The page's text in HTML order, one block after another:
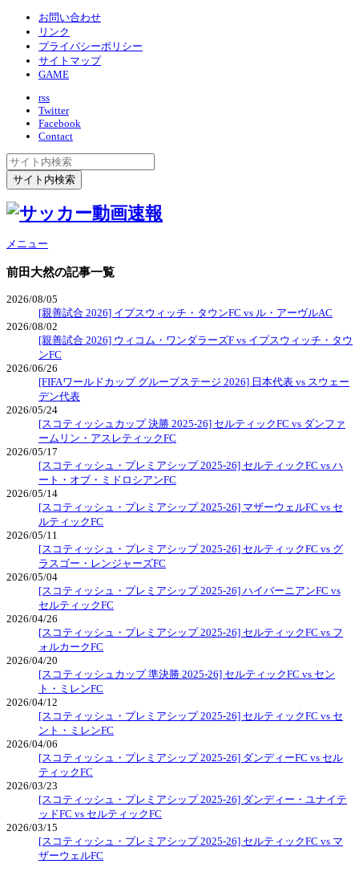
お問い合わせ
リンク
プライバシーポリシー
サイトマップ
GAME
rss
Twitter
Facebook
Contact
メニュー
前田大然の記事一覧
2026/08/05
[親善試合 2026] イプスウィッチ・タウンFC vs ル・アーヴルAC
2026/08/02
[親善試合 2026] ウィコム・ワンダラーズF vs イプスウィッチ・タウ
ンFC
2026/06/26
[FIFAワールドカップ グループステージ 2026] 日本代表 vs スウェー
デン代表
2026/05/24
[スコティッシュカップ 決勝 2025-26] セルティックFC vs ダンファ
ームリン・アスレティックFC
2026/05/17
[スコティッシュ・プレミアシップ 2025-26] セルティックFC vs ハ
ート・オブ・ミドロシアンFC
2026/05/14
[スコティッシュ・プレミアシップ 2025-26] マザーウェルFC vs セ
ルティックFC
2026/05/11
[スコティッシュ・プレミアシップ 2025-26] セルティックFC vs グ
ラスゴー・レンジャーズFC
2026/05/04
[スコティッシュ・プレミアシップ 2025-26] ハイバーニアンFC vs
セルティックFC
2026/04/26
[スコティッシュ・プレミアシップ 2025-26] セルティックFC vs フ
ォルカークFC
2026/04/20
[スコティッシュカップ 準決勝 2025-26] セルティックFC vs セン
ト・ミレンFC
2026/04/12
[スコティッシュ・プレミアシップ 2025-26] セルティックFC vs セ
ント・ミレンFC
2026/04/06
[スコティッシュ・プレミアシップ 2025-26] ダンディーFC vs セル
ティックFC
2026/03/23
[スコティッシュ・プレミアシップ 2025-26] ダンディー・ユナイテ
ッドFC vs セルティックFC
2026/03/15
[スコティッシュ・プレミアシップ 2025-26] セルティックFC vs マ
ザーウェルFC